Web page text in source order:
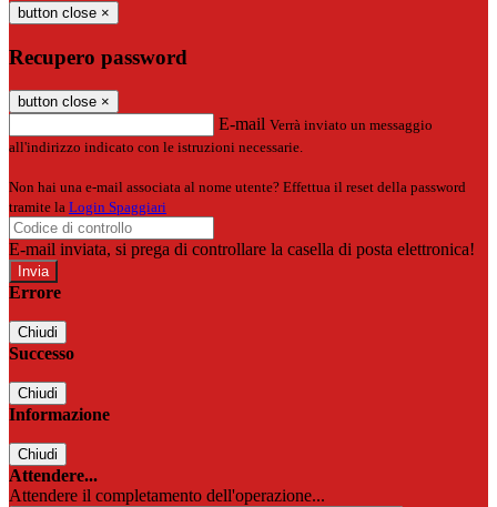
button close ×
Recupero password
button close ×
E-mail Verrà inviato un messaggio
all'indirizzo indicato con le istruzioni necessarie.
Non hai una e-mail associata al nome utente? Effettua il reset della password
tramite la Login Spaggiari
E-mail inviata, si prega di controllare la casella di posta elettronica!
Errore
Chiudi
Successo
Chiudi
Informazione
Chiudi
Attendere...
Attendere il completamento dell'operazione...